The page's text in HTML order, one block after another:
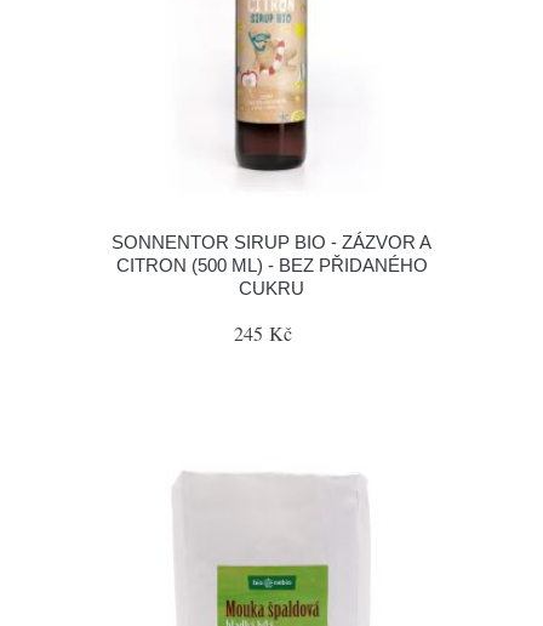
SONNENTOR SIRUP BIO - ZÁZVOR A
CITRON (500 ML) - BEZ PŘIDANÉHO
CUKRU
245 Kč